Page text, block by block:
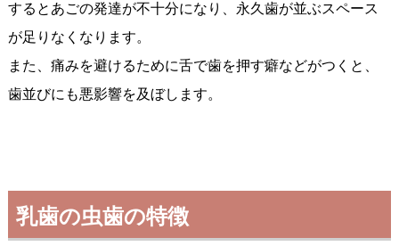
するとあごの発達が不十分になり、永久歯が並ぶスペース
が足りなくなります。
また、痛みを避けるために舌で歯を押す癖などがつくと、
歯並びにも悪影響を及ぼします。
乳歯の虫歯の特徴